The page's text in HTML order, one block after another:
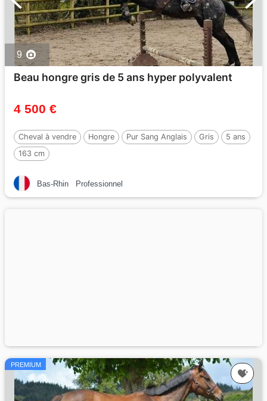
9
Beau hongre gris de 5 ans hyper polyvalent
4 500 €
Cheval à vendre Hongre Pur Sang Anglais Gris
5 ans
163 cm
Bas-Rhin Professionnel
PREMIUM